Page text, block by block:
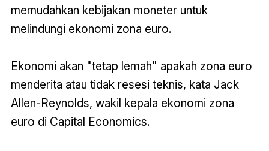
memudahkan kebijakan moneter untuk
melindungi ekonomi zona euro.
Ekonomi akan "tetap lemah" apakah zona euro
menderita atau tidak resesi teknis, kata Jack
Allen-Reynolds, wakil kepala ekonomi zona
euro di Capital Economics.